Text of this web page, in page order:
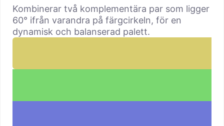
Kombinerar två komplementära par som ligger
60° ifrån varandra på färgcirkeln, för en
dynamisk och balanserad palett.